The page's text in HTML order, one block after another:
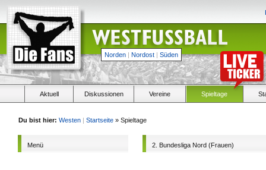
Norden | Nordost | Süden
Aktuell Diskussionen Vereine Spieltage
Du bist hier: Westen | Startseite » Spieltage
Menü 2. Bundesliga Nord (Frauen)